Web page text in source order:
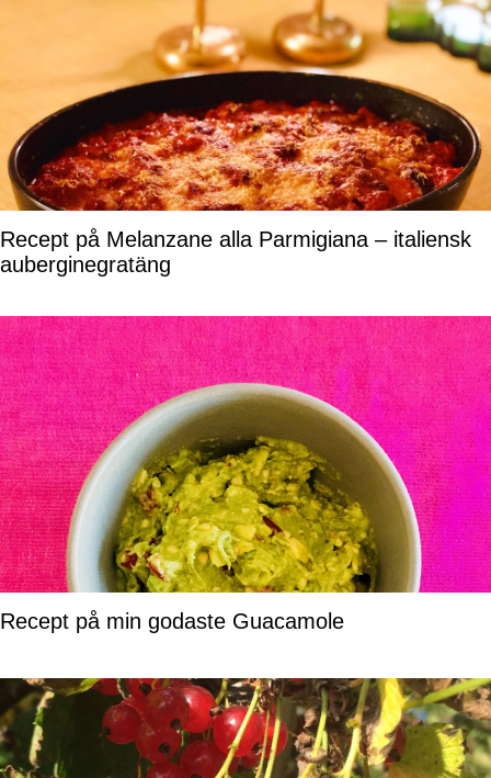
Recept på Melanzane alla Parmigiana – italiensk
auberginegratäng
Recept på min godaste Guacamole